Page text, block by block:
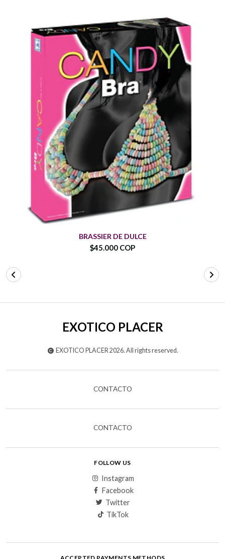
BRASSIER DE DULCE
$45.000 COP
EXOTICO PLACER
EXOTICO PLACER 2026. All rights reserved.
CONTACTO
CONTACTO
FOLLOW US
Instagram
Facebook
Twitter
TikTok